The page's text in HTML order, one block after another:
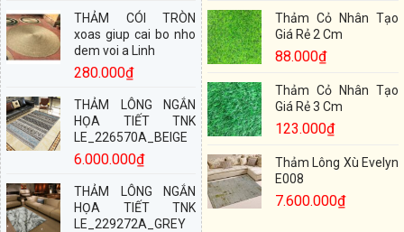
THẢM CÓI TRÒN
xoas giup cai bo nho
dem voi a Linh
280.000₫
THẢM LÔNG NGẮN
HỌA TIẾT TNK
LE_226570A_BEIGE
6.000.000₫
THẢM LÔNG NGẮN
HỌA TIẾT TNK
LE_229272A_GREY
Thảm Cỏ Nhân Tạo
Giá Rẻ 2 Cm
88.000₫
Thảm Cỏ Nhân Tạo
Giá Rẻ 3 Cm
123.000₫
Thảm Lông Xù Evelyn
E008
7.600.000₫